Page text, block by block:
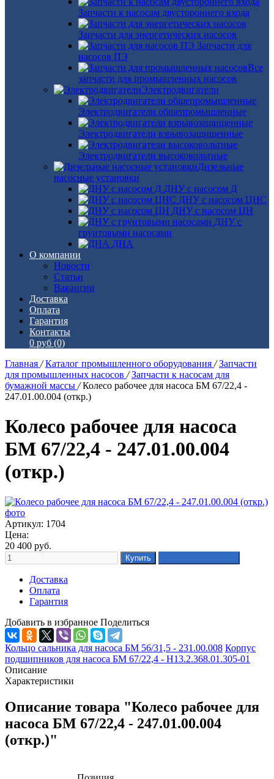
Запчасти к насосам двустороннего входа
Запчасти для энергетических насосов
Запчасти для
насосов ПЭ
Все
запчасти для промышленных насосов
Электродвигатели
Электродвигатели общепромышленные
Электродвигатели взрывозащищенные
Электродвигатели высоковольтные
Дизельные
насосные установки
ДНУ с насосом Д
ДНУ с насосом ЦНС
ДНУ с насосом ЦН
ДНУ с
грунтовыми насосами
ДНА
О компании
Новости
Статьи
Вакансии
Доставка
Оплата
Гарантия
Контакты
0 руб (0)
Главная / Каталог промышленного оборудования / Запчасти
для промышленных насосов / Запчасти к насосам для
бумажной массы / Колесо рабочее для насоса БМ 67/22,4 -
247.01.00.004 (откр.)
Колесо рабочее для насоса
БМ 67/22,4 - 247.01.00.004
(откр.)
Артикул: 1704
Цена:
20 400 руб.
Доставка
Оплата
Гарантия
Добавить в избранное Поделиться
Кольцо сальника для насоса БМ 56/31,5 - 231.00.008 Корпус
подшипников для насоса БМ 67/22,4 - Н13.2.368.01.305-01
Описание
Характеристики
Описание товара "Колесо рабочее для
насоса БМ 67/22,4 - 247.01.00.004
(откр.)"